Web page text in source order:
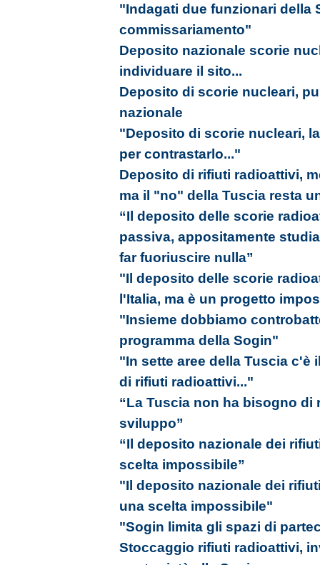
"Indagati due funzionari della
commissariamento"
Deposito nazionale scorie
individuare il sito...
Deposito di scorie nucleari,
nazionale
"Deposito di scorie nucleari,
per contrastarlo..."
Deposito di rifiuti radioattivi,
ma il "no" della Tuscia resta
“Il deposito delle scorie
passiva, appositamente
far fuoriuscire nulla”
"Il deposito delle scorie
l'Italia, ma è un progetto
"Insieme dobbiamo
programma della Sogin"
"In sette aree della Tuscia
di rifiuti radioattivi..."
“La Tuscia non ha bisogno di
sviluppo”
“Il deposito nazionale dei
scelta impossibile”
"Il deposito nazionale dei
una scelta impossibile"
"Sogin limita gli spazi di
Stoccaggio rifiuti radioattivi,